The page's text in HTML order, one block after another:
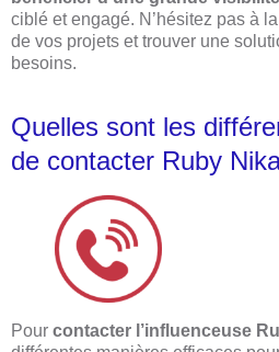
ciblé et engagé. N’hésitez pas à
de vos projets et trouver une
besoins.
Quelles sont les
de contacter Ruby
Pour contacter l’influenceuse